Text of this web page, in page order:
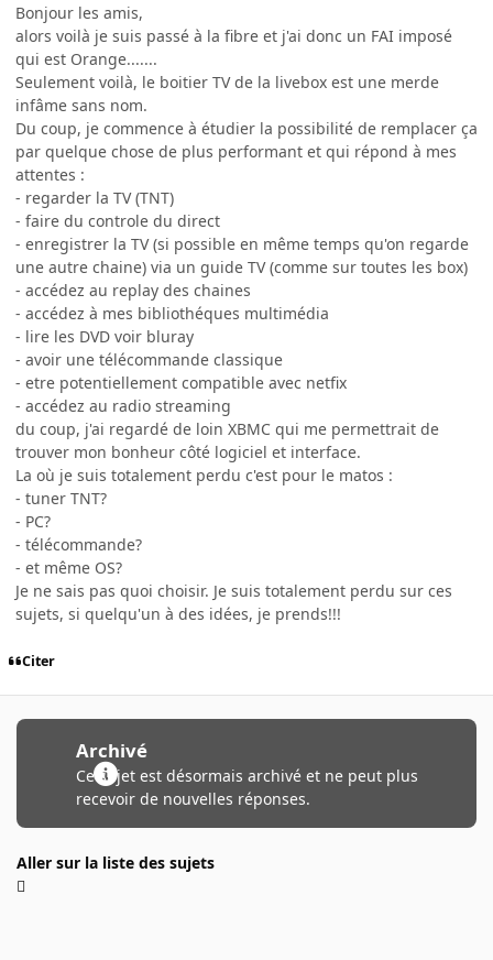
Bonjour les amis,
alors voilà je suis passé à la fibre et j'ai donc un FAI imposé
qui est Orange.......
Seulement voilà, le boitier TV de la livebox est une merde
infâme sans nom.
Du coup, je commence à étudier la possibilité de remplacer ça
par quelque chose de plus performant et qui répond à mes
attentes :
- regarder la TV (TNT)
- faire du controle du direct
- enregistrer la TV (si possible en même temps qu'on regarde
une autre chaine) via un guide TV (comme sur toutes les box)
- accédez au replay des chaines
- accédez à mes bibliothéques multimédia
- lire les DVD voir bluray
- avoir une télécommande classique
- etre potentiellement compatible avec netfix
- accédez au radio streaming
du coup, j'ai regardé de loin XBMC qui me permettrait de
trouver mon bonheur côté logiciel et interface.
La où je suis totalement perdu c'est pour le matos :
- tuner TNT?
- PC?
- télécommande?
- et même OS?
Je ne sais pas quoi choisir. Je suis totalement perdu sur ces
sujets, si quelqu'un à des idées, je prends!!!
Citer
Archivé
Ce sujet est désormais archivé et ne peut plus
recevoir de nouvelles réponses.
Aller sur la liste des sujets